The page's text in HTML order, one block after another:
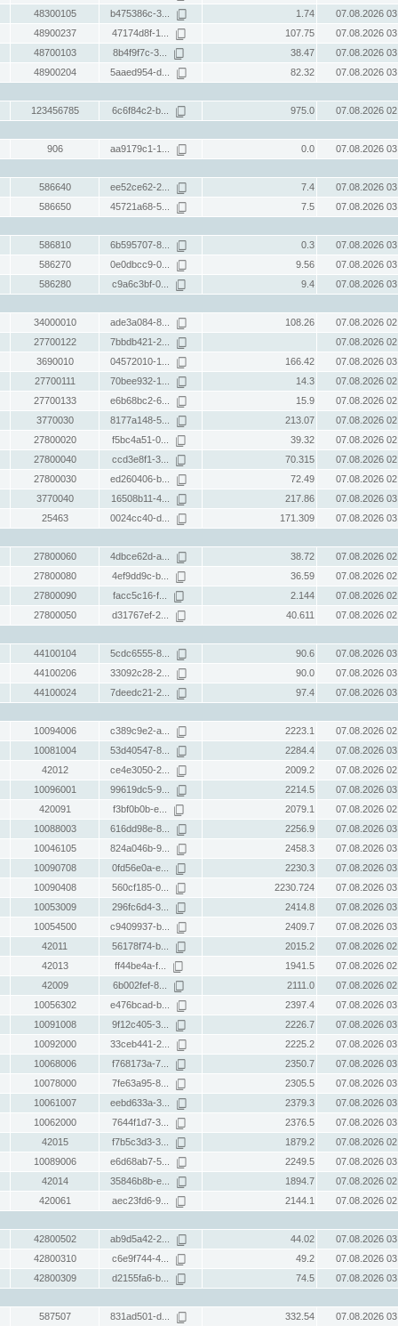
48300105 b475386c-3... 1.74
07.08.2026
48900237
47174d8f-1... 107.75
07.08.2026
48700103
8b4f9f7c-3... 38.47
07.08.2026
48900204
5aaed954-d... 82.32 07.08.2026
123456785 6c6f84c2-b... 975.0 07.08.2026
906 aa9179c1-1... 0.0 07.08.2026
586640 ee52ce62-2... 7.4
07.08.2026
586650
45721a68-5... 7.5 07.08.2026
586810 6b595707-8... 0.3
07.08.2026
586270
0e0dbcc9-0... 9.56
07.08.2026
586280
c9a6c3bf-0... 9.4 07.08.2026
34000010 ade3a084-8... 108.26
07.08.2026
27700122
7bbdb421-2...
07.08.2026
3690010
04572010-1... 166.42
07.08.2026
27700111
70bee932-1... 14.3
07.08.2026
27700133
e6b68bc2-6... 15.9
07.08.2026
3770030
8177a148-5... 213.07
07.08.2026
27800020
f5bc4a51-0... 39.32
07.08.2026
27800040
ccd3e8f1-3... 70.315
07.08.2026
27800030
ed260406-b... 72.49
07.08.2026
3770040
16508b11-4... 217.86
07.08.2026
25463
0024cc40-d... 171.309 07.08.2026
27800060 4dbce62d-a... 38.72
07.08.2026
27800080
4ef9dd9c-b... 36.59
07.08.2026
27800090
facc5c16-f... 2.144
07.08.2026
27800050
d31767ef-2... 40.611 07.08.2026
44100104 5cdc6555-8... 90.6
07.08.2026
44100206
33092c28-2... 90.0
07.08.2026
44100024
7deedc21-2... 97.4 07.08.2026
10094006 c389c9e2-a... 2223.1
07.08.2026
10081004
53d40547-8... 2284.4
07.08.2026
42012
ce4e3050-2... 2009.2
07.08.2026
10096001
99619dc5-9... 2214.5
07.08.2026
420091
f3bf0b0b-e... 2079.1
07.08.2026
10088003
616dd98e-8... 2256.9
07.08.2026
10046105
824a046b-9... 2458.3
07.08.2026
10090708
0fd56e0a-e... 2230.3
07.08.2026
10090408
560cf185-0... 2230.724
07.08.2026
10053009
296fc6d4-3... 2414.8
07.08.2026
10054500
c9409937-b... 2409.7
07.08.2026
42011
56178f74-b... 2015.2
07.08.2026
42013
ff44be4a-f... 1941.5
07.08.2026
42009
6b002fef-8... 2111.0
07.08.2026
10056302
e476bcad-b... 2397.4
07.08.2026
10091008
9f12c405-3... 2226.7
07.08.2026
10092000
33ceb441-2... 2225.2
07.08.2026
10068006
f768173a-7... 2350.7
07.08.2026
10078000
7fe63a95-8... 2305.5
07.08.2026
10061007
eebd633a-3... 2379.3
07.08.2026
10062000
7644f1d7-3... 2376.5
07.08.2026
42015
f7b5c3d3-3... 1879.2
07.08.2026
10089006
e6d68ab7-5... 2249.5
07.08.2026
42014
35846b8b-e... 1894.7
07.08.2026
420061
aec23fd6-9... 2144.1 07.08.2026
42800502 ab9d5a42-2... 44.02
07.08.2026
42800310
c6e9f744-4... 49.2
07.08.2026
42800309
d2155fa6-b... 74.5 07.08.2026
587507 831ad501-d... 332.54
07.08.2026